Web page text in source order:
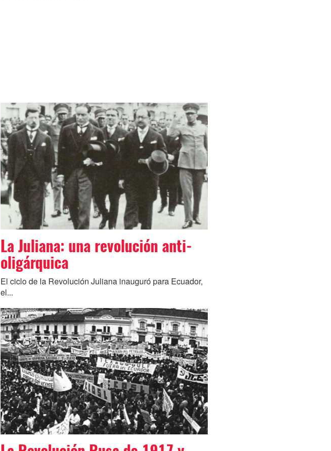
La Juliana: una revolución anti-
oligárquica
El ciclo de la Revolución Juliana inauguró para Ecuador,
el...